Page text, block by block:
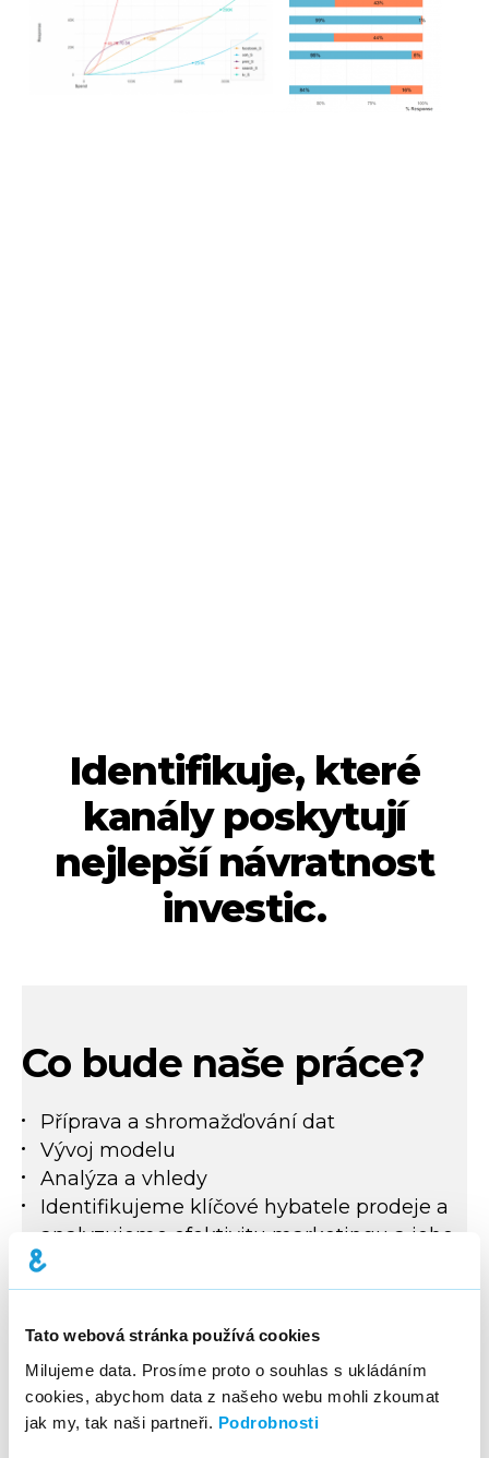
Tato webová stránka používá cookies
Milujeme data. Prosíme proto o souhlas s ukládáním
cookies, abychom data z našeho webu mohli zkoumat
jak my, tak naši partneři. Podrobnosti
Identifikuje, které
kanály poskytují
nejlepší návratnost
investic.
Co bude naše práce?
Příprava a shromažďování dat
Vývoj modelu
Analýza a vhledy
Identifikujeme klíčové hybatele prodeje a
analyzujeme efektivitu marketingu a jeho
jednotlivých kanálů.
Implementace strategie